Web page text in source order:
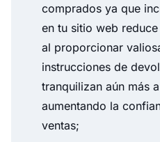
comprados ya que
en tu sitio web
al proporcionar
instrucciones de
tranquilizan aún más
aumentando la
ventas;